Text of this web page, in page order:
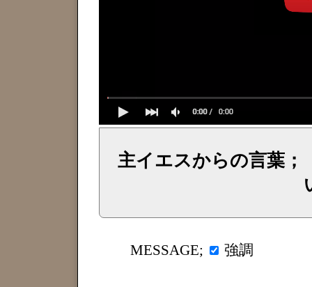
主イエスからの言葉
MESSAGE; 強調